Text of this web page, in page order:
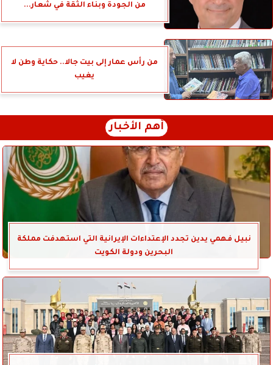
من الجودة وبناء الثقة في شعار...
من رأس عمار إلى بيت جالا.. حكاية وطن لا
يغيب
أهم الأخبار
نبيل فهمي يدين تجدد الإعتداءات الإيرانية التي استهدفت مملكة
البحرين ودولة الكويت